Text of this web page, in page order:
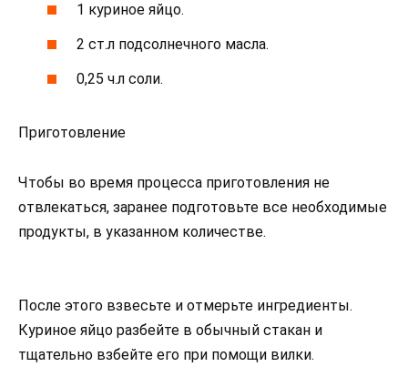
1 куриное яйцо.
2 ст.л подсолнечного масла.
0,25 ч.л соли.
Приготовление
Чтобы во время процесса приготовления не
отвлекаться, заранее подготовьте все необходимые
продукты, в указанном количестве.
После этого взвесьте и отмерьте ингредиенты.
Куриное яйцо разбейте в обычный стакан и
тщательно взбейте его при помощи вилки.